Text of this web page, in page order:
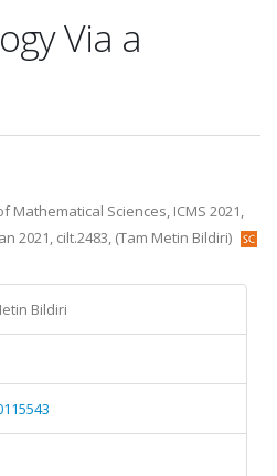
Via a
Sciences, ICMS 2021,
2021, cilt.2483, (Tam Metin Bildiri)
Bildiri